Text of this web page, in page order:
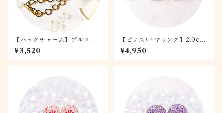
【バッグチャーム】プルメリ
ア
¥3,520
【ピアス/イヤリング】2.0cm
てまり 抹茶
¥4,950